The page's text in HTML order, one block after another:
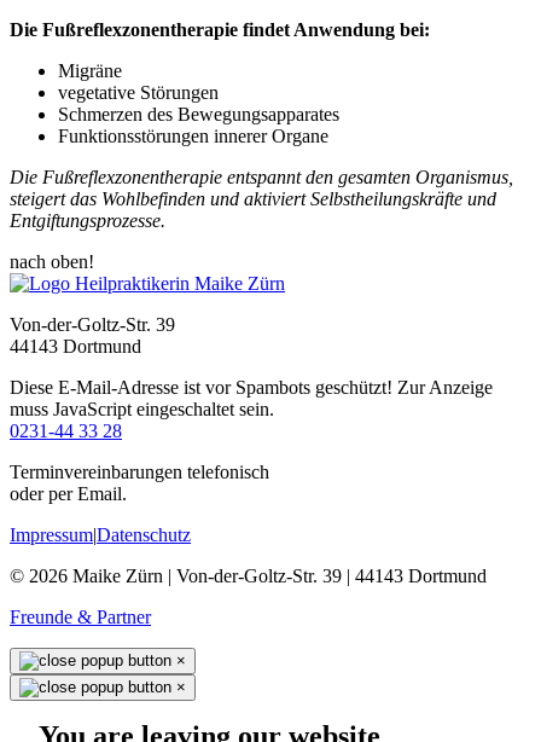
Die Fußreflexzonentherapie findet Anwendung bei:
Migräne
vegetative Störungen
Schmerzen des Bewegungsapparates
Funktionsstörungen innerer Organe
Die Fußreflexzonentherapie entspannt den gesamten Organismus,
steigert das Wohlbefinden und aktiviert Selbstheilungskräfte und
Entgiftungsprozesse.
nach oben!
Von-der-Goltz-Str. 39
44143 Dortmund
Diese E-Mail-Adresse ist vor Spambots geschützt! Zur Anzeige
muss JavaScript eingeschaltet sein.
0231-44 33 28
Terminvereinbarungen telefonisch
oder per Email.
Impressum|Datenschutz
© 2026 Maike Zürn | Von-der-Goltz-Str. 39 | 44143 Dortmund
Freunde & Partner
×
×